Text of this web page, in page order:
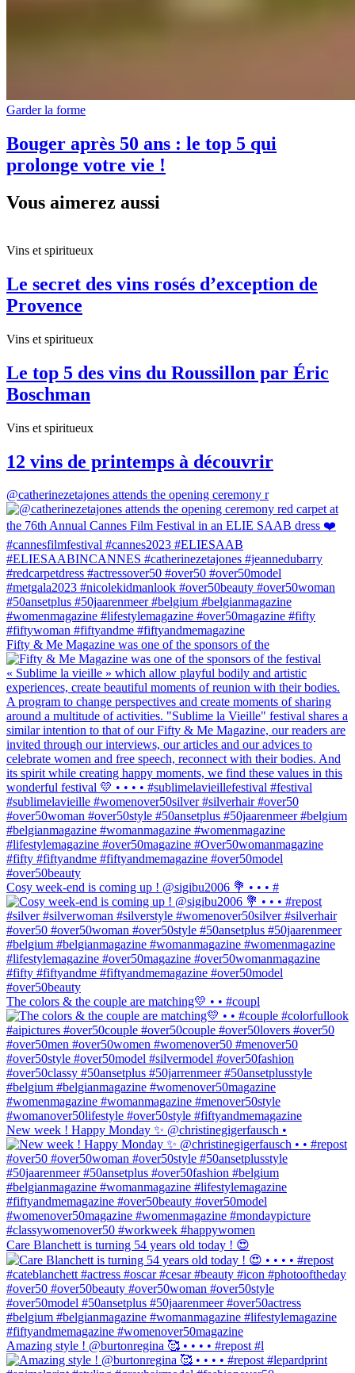
Garder la forme
Bouger après 50 ans : le top 5 qui
prolonge votre vie !
Vous aimerez aussi
Vins et spiritueux
Le secret des vins rosés d’exception de
Provence
Vins et spiritueux
Le top 5 des vins du Roussillon par Éric
Boschman
Vins et spiritueux
12 vins de printemps à découvrir
@catherinezetajones attends the opening ceremony r
Fifty & Me Magazine was one of the sponsors of the
Cosy week-end is coming up ! @sigibu2006 💐 • • • #
The colors & the couple are matching💛 • • #coupl
New week ! Happy Monday ✨ @christinegigerfausch •
Care Blanchett is turning 54 years old today ! 😍
Amazing style ! @burtonregina 🥰 • • • • #repost #l